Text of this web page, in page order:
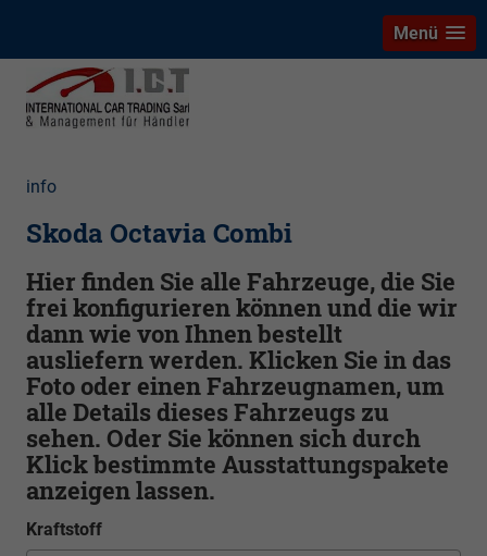
Menü
info
Skoda Octavia Combi
Hier finden Sie alle Fahrzeuge, die Sie
frei konfigurieren können und die wir
dann wie von Ihnen bestellt
ausliefern werden. Klicken Sie in das
Foto oder einen Fahrzeugnamen, um
alle Details dieses Fahrzeugs zu
sehen. Oder Sie können sich durch
Klick bestimmte Ausstattungspakete
anzeigen lassen.
Kraftstoff